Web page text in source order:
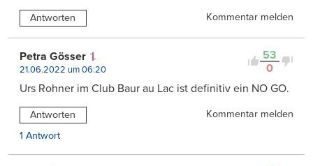
Antworten Kommentar melden
53
0
Petra Gösser
21.06.2022 um 06:20
Urs Rohner im Club Baur au Lac ist definitiv ein NO GO.
Antworten
Kommentar melden
1 Antwort